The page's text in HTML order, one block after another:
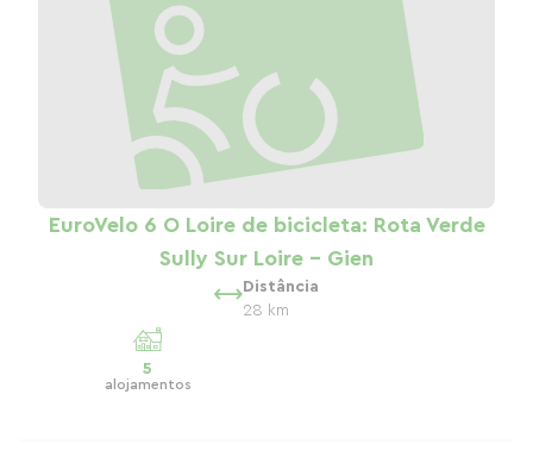
EuroVelo 6 O Loire de bicicleta: Rota Verde
Sully Sur Loire - Gien
Distância
28 km
5
alojamentos